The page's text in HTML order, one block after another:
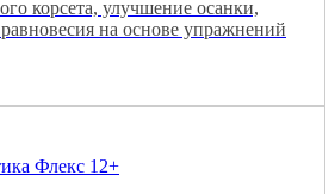
корсета, улучшение осанки,
на основе упражнений
Флекс 12+